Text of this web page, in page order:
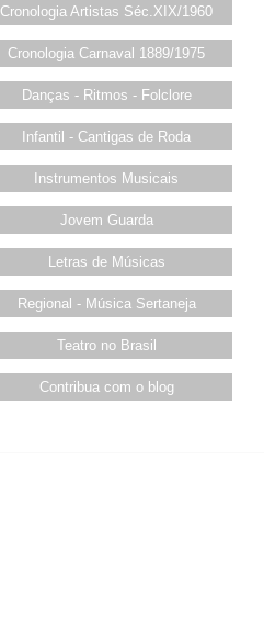
Cronologia Artistas Séc.XIX/1960
Cronologia Carnaval 1889/1975
Danças - Ritmos - Folclore
Infantil - Cantigas de Roda
Instrumentos Musicais
Jovem Guarda
Letras de Músicas
Regional - Música Sertaneja
Teatro no Brasil
Contribua com o blog